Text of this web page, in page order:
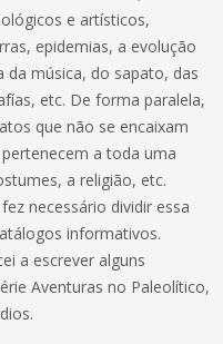
e artísticos,
epidemias, a evolução
da música, do sapato, das
etc. De forma paralela,
que não se encaixam
a toda uma
a religião, etc.
necessário dividir essa
informativos.
a escrever alguns
Aventuras no Paleolítico,